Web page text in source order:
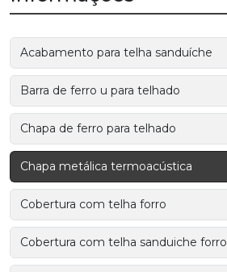
Acabamento para telha sanduíche
Barra de ferro u para telhado
Chapa de ferro para telhado
Chapa metálica termoacústica
Cobertura com telha forro
Cobertura com telha sanduiche forro